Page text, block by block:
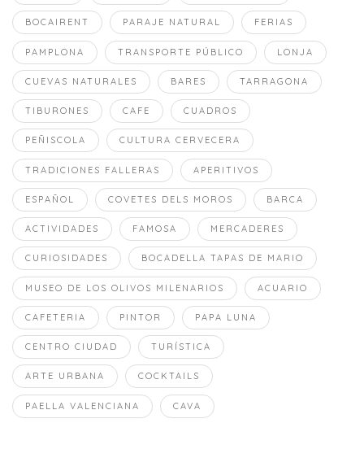
BOCAIRENT PARAJE NATURAL FERIAS
PAMPLONA TRANSPORTE PÚBLICO LONJA
CUEVAS NATURALES BARES TARRAGONA
TIBURONES CAFE CUADROS
PEÑISCOLA CULTURA CERVECERA
TRADICIONES FALLERAS APERITIVOS
ESPAÑOL COVETES DELS MOROS BARCA
ACTIVIDADES FAMOSA MERCADERES
CURIOSIDADES BOCADELLA TAPAS DE MARIO
MUSEO DE LOS OLIVOS MILENARIOS ACUARIO
CAFETERIA PINTOR PAPA LUNA
CENTRO CIUDAD TURÍSTICA
ARTE URBANA COCKTAILS
PAELLA VALENCIANA CAVA